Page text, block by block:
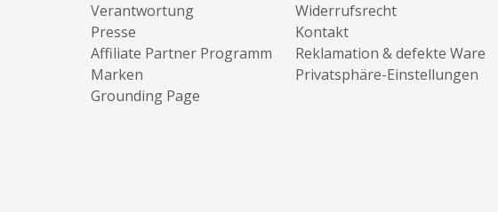
Verantwortung
Presse
Affiliate Partner Programm
Marken
Grounding Page
Widerrufsrecht
Kontakt
Reklamation & defekte Ware
Privatsphäre-Einstellungen